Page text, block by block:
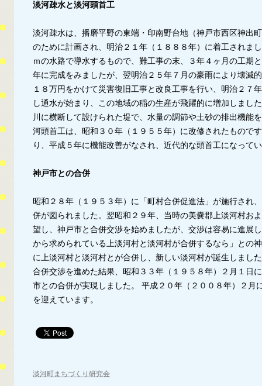
淡河疎水と淡河頭首工
淡河疎水は、播磨平野の東端・印南野台地（神戸市西区神出
のために計画され、明治２１年（１８８８年）に着工されま
ｍの水路で導水するもので、難工事の末、３年４ヶ月の工期
年に完成をみましたが、翌明治２５年７月の豪雨により壊滅
１８万円をかけて災害復旧工事と改良工事を行い、明治２７
し通水が始まり、この地域の稲の生産が飛躍的に増加しまし
川に横断して設けられた堤で、水量の調節や土砂の排出機能
河頭首工は、昭和３０年（１９５５年）に改修されたもので
り、平成５年に機能改善がなされ、近代的な頭首工になって
神戸市との合併
昭和２８年（１９５３年）に「町村合併促進法」が施行され
併が図られました。翌昭和２９年、当時の美嚢郡上淡河村お
望し、神戸市と合併交渉を始めましたが、交渉は容易に進展
から求められている上淡河村と淡河村が合併するなら」との
に上淡河村と淡河村とが合併し、新しい淡河村が誕生しまし
合併交渉を進めた結果、昭和３３年（１９５８年）２月１日
市との合併が実現しました。 平成２０年（２００８年）２月
を迎えています。
淡河町まちづくり研究会